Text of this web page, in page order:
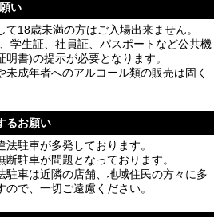
い
18歳未満の方はご入場出来ません。
学生証、社員証、パスポートなど公共機
書)の提示が必要となります。
未成年者へのアルコール類の販売は固く
るお願い
駐車が多発しております。
駐車が問題となっております。
駐車は近隣の店舗、地域住民の方々に多
で、一切ご遠慮ください。